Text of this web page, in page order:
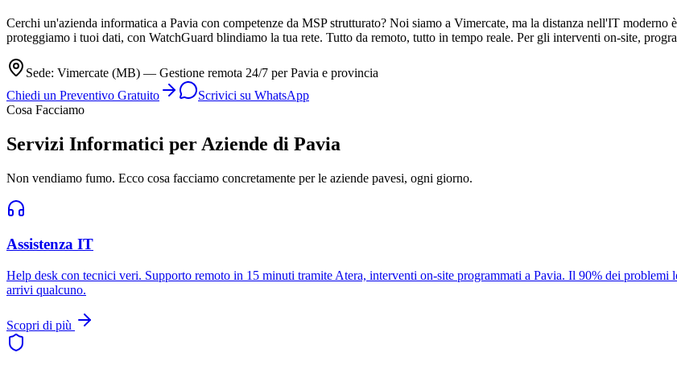
Cerchi un'azienda informatica a Pavia con competenze da MSP strutturato? Noi siamo a Vimercate, ma la distanza nell'IT
proteggiamo i tuoi dati, con WatchGuard blindiamo la tua rete. Tutto da remoto, tutto in tempo reale. Per gli interventi on-site,
Sede: Vimercate (MB) — Gestione remota 24/7 per Pavia e provincia
Chiedi un Preventivo Gratuito
Scrivici su WhatsApp
Cosa Facciamo
Servizi Informatici per Aziende di Pavia
Non vendiamo fumo. Ecco cosa facciamo concretamente per le aziende pavesi, ogni giorno.
Assistenza IT
Help desk con tecnici veri. Supporto remoto in 15 minuti tramite Atera, interventi on-site programmati a Pavia. Il 90% dei problemi
arrivi qualcuno.
Scopri di più